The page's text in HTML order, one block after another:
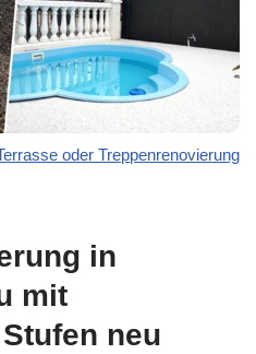
oder Treppenrenovierung
in
mit
neu